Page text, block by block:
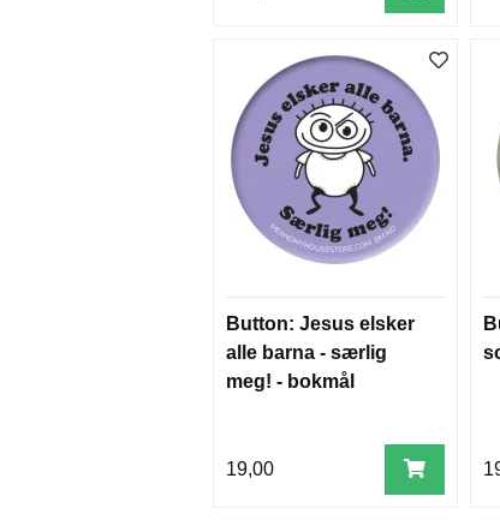
Button: Jesus elsker
alle barna - særlig
meg! - bokmål
19,00